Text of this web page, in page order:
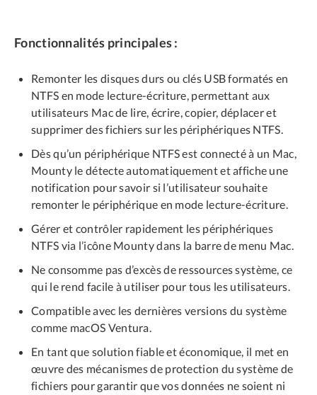
Fonctionnalités principales :
Remonter les disques durs ou clés USB formatés en
NTFS en mode lecture-écriture, permettant aux
utilisateurs Mac de lire, écrire, copier, déplacer et
supprimer des fichiers sur les périphériques NTFS.
Dès qu’un périphérique NTFS est connecté à un Mac,
Mounty le détecte automatiquement et affiche une
notification pour savoir si l’utilisateur souhaite
remonter le périphérique en mode lecture-écriture.
Gérer et contrôler rapidement les périphériques
NTFS via l’icône Mounty dans la barre de menu Mac.
Ne consomme pas d’excès de ressources système, ce
qui le rend facile à utiliser pour tous les utilisateurs.
Compatible avec les dernières versions du système
comme macOS Ventura.
En tant que solution fiable et économique, il met en
œuvre des mécanismes de protection du système de
fichiers pour garantir que vos données ne soient ni